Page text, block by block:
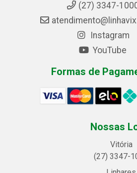
(27) 3347-
Instagram
YouTube
Formas de
Nossas
Vitória
(27) 3347-